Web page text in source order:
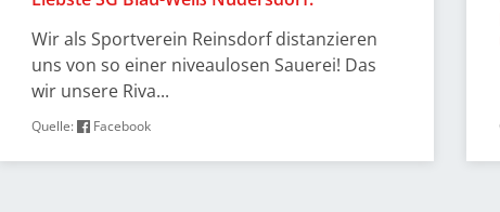
Wir als Sportverein Reinsdorf distanzieren
uns von so einer niveaulosen Sauerei! Das
wir unsere Riva...
Quelle: Facebook